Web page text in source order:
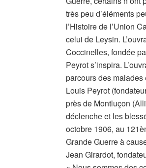
très peu d’éléments
l’Histoire de l’Union
celui de Leysin.
Coccinelles, fondée
Peyrot s’inspira.
parcours des
Louis Peyrot
près de Montluçon
déclenche et les
octobre 1906, au
Grande Guerre à
Jean Girardot,